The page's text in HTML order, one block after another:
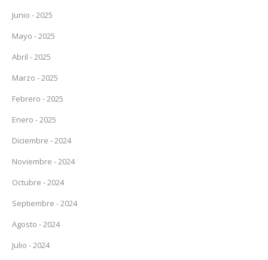
Junio - 2025
Mayo - 2025
Abril - 2025
Marzo - 2025
Febrero - 2025
Enero - 2025
Diciembre - 2024
Noviembre - 2024
Octubre - 2024
Septiembre - 2024
Agosto - 2024
Julio - 2024